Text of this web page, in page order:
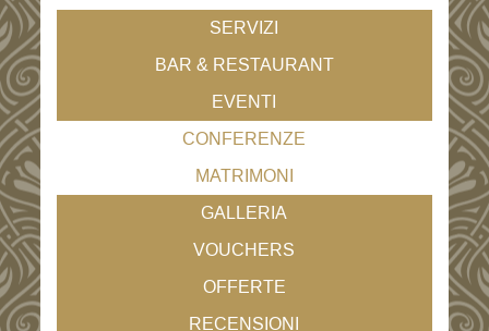
SERVIZI
BAR & RESTAURANT
EVENTI
CONFERENZE
MATRIMONI
GALLERIA
VOUCHERS
OFFERTE
RECENSIONI